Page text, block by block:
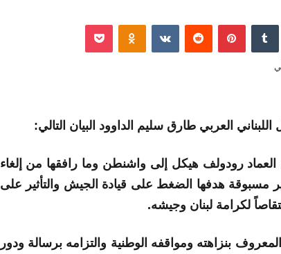
لينكدإن بينتيريست ‏VKontakte
اللبناني العربي طارق سليم الداوود البيان التالي:
العماد رودولف هيكل إلى واشنطن وما رافقها من إلغاء
مسبوقة هدفها الضغط على قيادة الجيش والتأثير على
لكرامة لبنان وجيشه.
بنزاهته ومواقفه الوطنية والتزامه برسالة ودور